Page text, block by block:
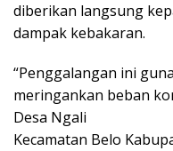
diberikan langsung
dampak kebakaran.
“Penggalangan ini
meringankan beban
Desa Ngali
Kecamatan Belo